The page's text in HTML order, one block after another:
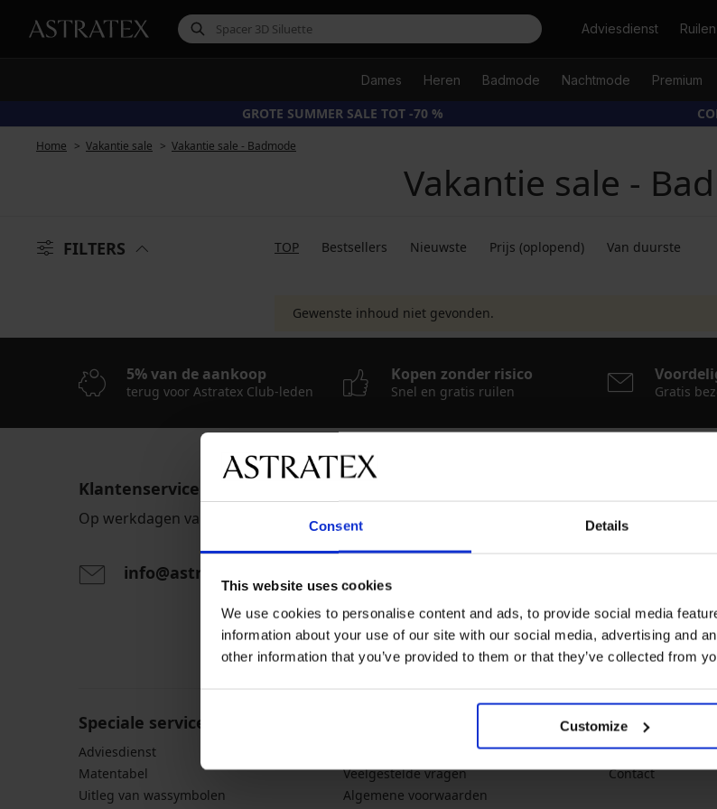
Consent Details
This website uses cookies
We use cookies to personalise content and ads, to provide social media
information about your use of our site with our social media, advertising and
other information that you’ve provided to them or that they’ve collected from
Customize
ZoekenAdviesdienst
Dames Heren Badmode Nachtmode Premium
GROTE SUMMER SALE TOT -70 %
Home Vakantie sale Vakantie sale - Badmode
Vakantie sale -
FILTERS TOP Bestsellers Nieuwste Prijs (oplopend) Van duurste
Gewenste inhoud niet gevonden.
5% van de aankoop
terug voor Astratex Club-leden
Kopen zonder risico
Snel en gratis ruilen Gratis
Klantenservice
Op werkdagen van 8.00 tot 16.00 uur
info@astratex.nl
Ik wil me
sales. Je kunt je
Door het invoeren van je e-mailadres ga je akkoord met de verwerking van
persoonsgegevens in overeenstemming met de voorwaarden voor debescherming van
persoonsgegevens.
Speciale service voor klanten
Adviesdienst
Matentabel
Uitleg van wassymbolen
Verzending en betaling
Veelgestelde vragen
Algemene voorwaarden
Over het
Over Astratex.nl
Contact